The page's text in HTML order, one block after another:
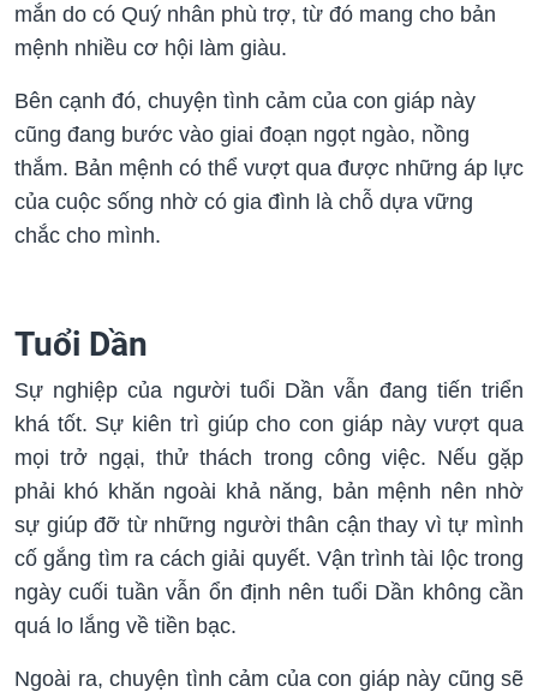
mắn do có Quý nhân phù trợ, từ đó mang cho bản
mệnh nhiều cơ hội làm giàu.
Bên cạnh đó, chuyện tình cảm của con giáp này
cũng đang bước vào giai đoạn ngọt ngào, nồng
thắm. Bản mệnh có thể vượt qua được những áp lực
của cuộc sống nhờ có gia đình là chỗ dựa vững
chắc cho mình.
Tuổi Dần
Sự nghiệp của người tuổi Dần vẫn đang tiến triển
khá tốt. Sự kiên trì giúp cho con giáp này vượt qua
mọi trở ngại, thử thách trong công việc. Nếu gặp
phải khó khăn ngoài khả năng, bản mệnh nên nhờ
sự giúp đỡ từ những người thân cận thay vì tự mình
cố gắng tìm ra cách giải quyết. Vận trình tài lộc trong
ngày cuối tuần vẫn ổn định nên tuổi Dần không cần
quá lo lắng về tiền bạc.
Ngoài ra, chuyện tình cảm của con giáp này cũng sẽ